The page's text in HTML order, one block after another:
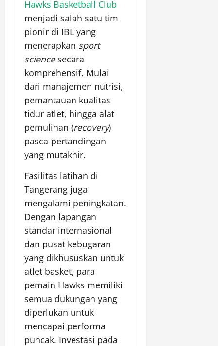
Hawks Basketball Club
menjadi salah satu tim
pionir di IBL yang
menerapkan sport
sciencesecara
komprehensif. Mulai
dari manajemen nutrisi,
pemantauan kualitas
tidur atlet, hingga alat
pemulihan (recovery)
pasca-pertandingan
yang mutakhir.
Fasilitas latihan di
Tangerang juga
mengalami peningkatan.
Dengan lapangan
standar internasional
dan pusat kebugaran
yang dikhususkan untuk
atlet basket, para
pemain Hawks memiliki
semua dukungan yang
diperlukan untuk
mencapai performa
puncak. Investasi pada